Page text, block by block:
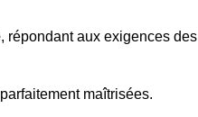
, répondant aux exigences des
maîtrisées.